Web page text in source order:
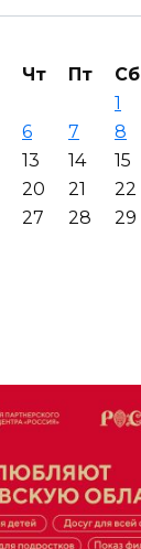
Чт Пт Сб
1
6 7 8
13 14 15
20 21 22
27 28 29